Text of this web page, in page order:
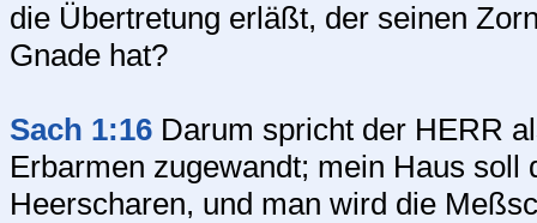
die Übertretung erläßt, der seinen
Gnade hat?
Sach 1:16 Darum spricht der HERR
Erbarmen zugewandt; mein Haus
Heerscharen, und man wird die